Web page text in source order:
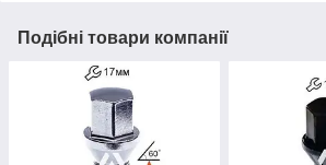
Подібні товари компанії